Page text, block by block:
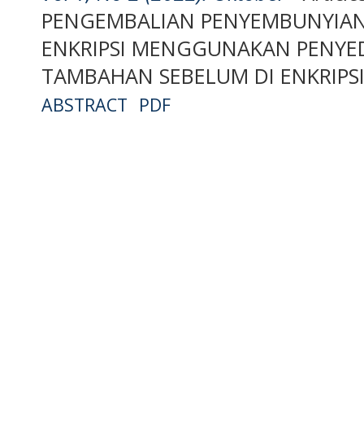
PENGEMBALIAN
ENKRIPSI MENGGUNAKAN
TAMBAHAN SEBELUM DI
ABSTRACT PDF